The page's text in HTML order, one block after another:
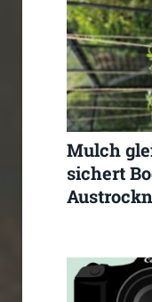
Mulch
sichert